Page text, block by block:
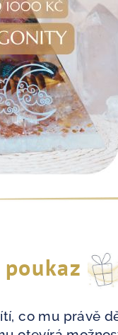
co mu právě